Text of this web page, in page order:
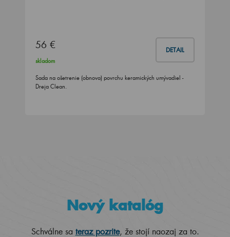
56 € DETAIL
skladom
Sada na ošetrenie (obnova) povrchu keramických umývadiel -
Dreja Clean.
Nový katalóg
Schválne sa teraz pozrite, že stojí naozaj za to.